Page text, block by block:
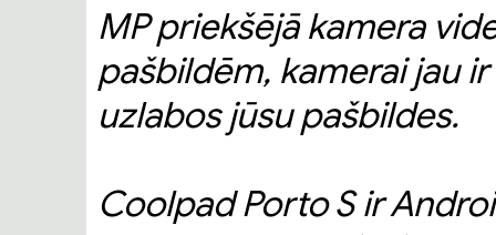
MP priekšējā kamera
pašbildēm, kamerai jau
uzlabos jūsu pašbildes.
Coolpad Porto S ir